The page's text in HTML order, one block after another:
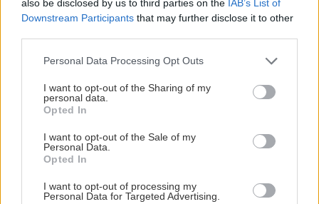
also be disclosed by us to third parties on the IAB’s List of
Downstream Participants that may further disclose it to other
Please note that this website/app uses one or more Google
not limited to your visit or usage behaviour. You may click to
grant or deny consent to Google and its third-party tags to
use your data for below specified purposes in below Google
consent section.
Personal Data Processing Opt Outs
I want to opt-out of the Sharing of my
personal data.
Opted In
I want to opt-out of the Sale of my
Personal Data.
Opted In
I want to opt-out of processing my
Personal Data for Targeted Advertising.
KOMENTÁRE komentár
VIDEO